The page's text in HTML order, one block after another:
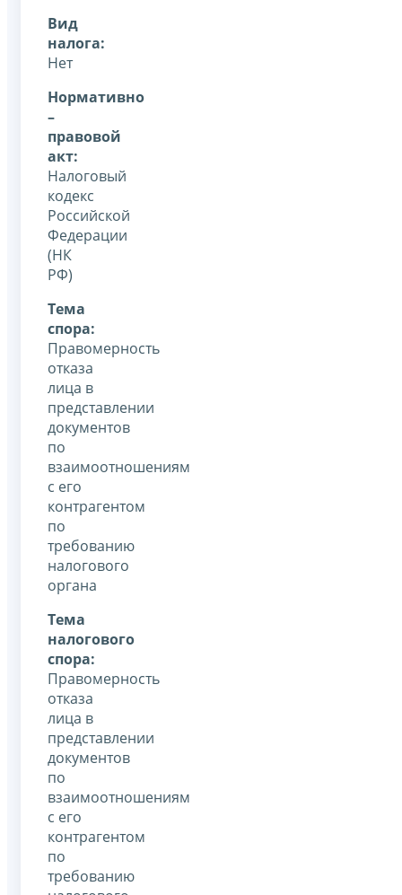
Вид
налога:
Нет
Нормативно
–
правовой
акт:
Налоговый
кодекс
Российской
Федерации
(НК
РФ)
Тема
спора:
Правомерность
отказа
лица в
представлении
документов
по
взаимоотношениям
с его
контрагентом
по
требованию
налогового
органа
Тема
налогового
спора:
Правомерность
отказа
лица в
представлении
документов
по
взаимоотношениям
с его
контрагентом
по
требованию